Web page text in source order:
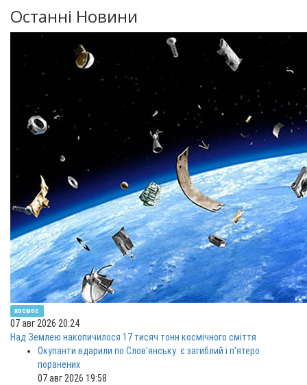
Останні Новини
космос
07 авг 2026 20:24
Над Землею накопичилося 17 тисяч тонн космічного сміття
Окупанти вдарили по Слов'янську: є загиблий і п'ятеро
поранених
07 авг 2026 19:58